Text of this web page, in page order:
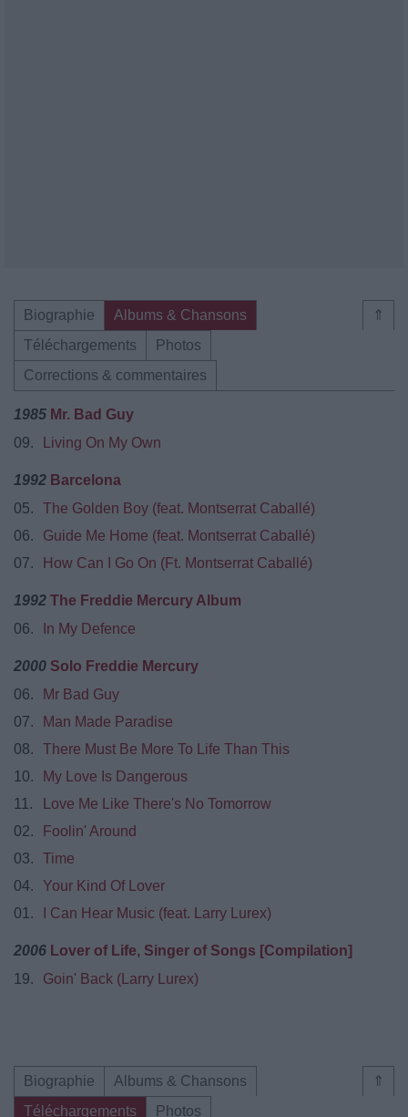
⇑
Biographie
Albums & Chansons
Téléchargements
Photos
Corrections & commentaires
1985 Mr. Bad Guy
09.
Living On My Own
1992 Barcelona
05.
The Golden Boy (feat. Montserrat Caballé)
06.
Guide Me Home (feat. Montserrat Caballé)
07.
How Can I Go On (Ft. Montserrat Caballé)
1992 The Freddie Mercury Album
06.
In My Defence
2000 Solo Freddie Mercury
06.
Mr Bad Guy
07.
Man Made Paradise
08.
There Must Be More To Life Than This
10.
My Love Is Dangerous
11.
Love Me Like There's No Tomorrow
02.
Foolin' Around
03.
Time
04.
Your Kind Of Lover
01.
I Can Hear Music (feat. Larry Lurex)
2006 Lover of Life, Singer of Songs [Compilation]
19.
Goin' Back (Larry Lurex)
⇑
Biographie
Albums & Chansons
Téléchargements
Photos